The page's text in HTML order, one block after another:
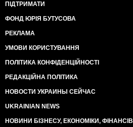
ПІДТРИМАТИ
ФОНД ЮРІЯ БУТУСОВА
РЕКЛАМА
УМОВИ КОРИСТУВАННЯ
ПОЛІТИКА КОНФІДЕНЦІЙНОСТІ
РЕДАКЦІЙНА ПОЛІТИКА
НОВОСТИ УКРАИНЫ СЕЙЧАС
UKRAINIAN NEWS
НОВИНИ БІЗНЕСУ, ЕКОНОМІКИ, ФІНАНСІВ